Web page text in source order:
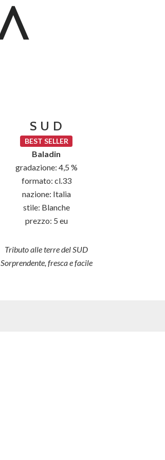
S U D
BEST SELLER
Baladin
gradazione: 4,5 %
formato: cl.33
nazione: Italia
stile: Blanche
prezzo: 5 eu
Tributo alle terre del SUD
Sorprendente, fresca e facile